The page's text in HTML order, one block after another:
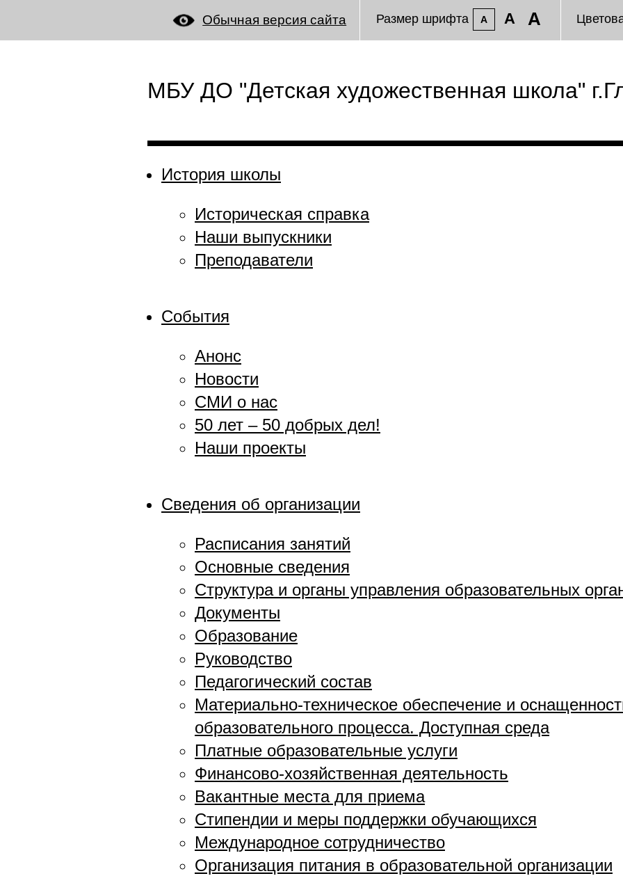
Обычная версия сайта Размер шрифта A A A
МБУ ДО "Детская художественная школа"
История школы
Историческая справка
Наши выпускники
Преподаватели
События
Анонс
Новости
СМИ о нас
50 лет – 50 добрых дел!
Наши проекты
Сведения об организации
Расписания занятий
Основные сведения
Структура и органы управления образовательных
Документы
Образование
Руководство
Педагогический состав
Материально-техническое обеспечение и
образовательного процесса. Доступная среда
Платные образовательные услуги
Финансово-хозяйственная деятельность
Вакантные места для приема
Стипендии и меры поддержки обучающихся
Международное сотрудничество
Организация питания в образовательной организации